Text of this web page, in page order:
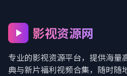
影视资源网
专业的影视资源平台，提供海量
典与新片福利视频合集，随时随